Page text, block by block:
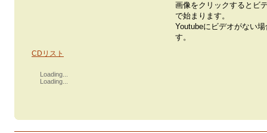
画像をクリックするとビ
で始まります。
Youtubeにビデオがない
す。
CDリスト
Loading...
Loading...